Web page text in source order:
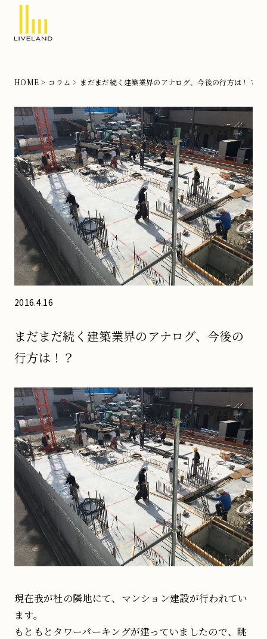
の
文
住
宅
な
ら
リ
ブ
ラ
ン
ド
HOME コラム まだまだ続く建築業界のアナログ、今後の行方は！？
2016.4.16
まだまだ続く建築業界のアナログ、今後の
行方は！？
現在我が社の隣地にて、マンション建設が行われてい
ます。
もともとタワーパーキングが建っていましたので、眺